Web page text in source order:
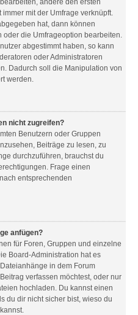
ändere den ersten
mit der Umfrage verknüpft.
hat, dann können
oder die Umfrageoption bearbeiten.
abgestimmt haben, so kann
oder Administratoren
Dadurch soll die Manipulation von
werden.
nicht zugreifen?
Benutzern oder Gruppen
Beiträge zu lesen, zu
durchzuführen, brauchst du
Frage einen
entsprechenden
anfügen?
für Foren, Gruppen und einzelne
Board-Administration hat es
in dem Forum
verfassen möchtest, oder nur
hochladen. Du kannst einen
du dir nicht sicher bist, wieso du